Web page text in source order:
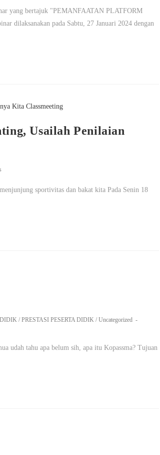
yang bertajuk "PEMANFAATAN PLATFORM
pada Sabtu, 27 Januari 2024 dengan
Usailah Penilaian
sportivitas dan bakat kita Pada Senin 18
DIDIK / PRESTASI PESERTA DIDIK / Uncategorized
udah tahu apa belum sih, apa itu Kopassma? Tujuan